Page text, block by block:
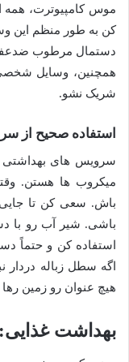
موس کامپیوترت، همه
کن به طور منظم این
دستمال مرطوب
همچنین، وسایل
شریک نشو.
استفاده صحیح از
سرویس های بهداشتی
میکروب ها هستن.
باش. سعی کن تا
باشی. شیر آب رو با
استفاده کن و حتماً
اگه سطل زباله دردار
هیچ عنوان رو زمین
بهداشت